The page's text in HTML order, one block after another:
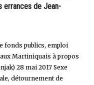
errances de Jean-
fonds publics, emploi
Martiniquais à propos
28 mai 2017 Sexe
détournement de